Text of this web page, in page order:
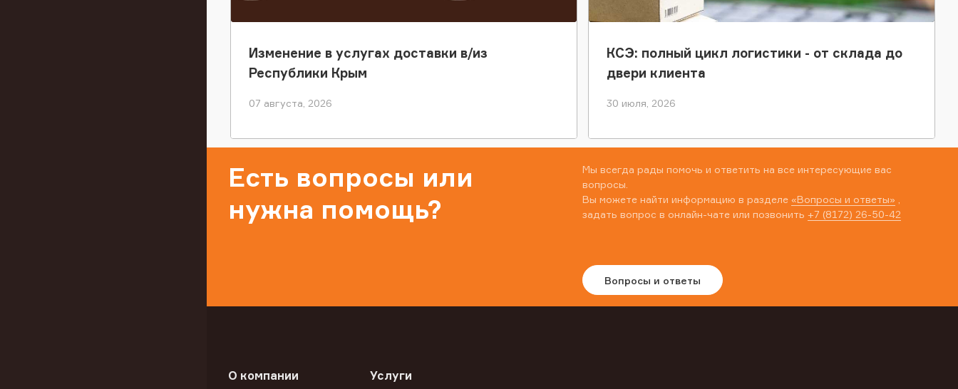
Изменение в услугах доставки в/из
Республики Крым
07 августа, 2026
КСЭ: полный цикл логистики - от склада до
двери клиента
30 июля, 2026
Есть вопросы или
нужна помощь?
Мы всегда рады помочь и ответить на все интересующие вас
вопросы.
Вы можете найти информацию в разделе «Вопросы и ответы»
задать вопрос в онлайн-чате или позвонить +7 (8172) 26-50-42
Вопросы и ответы
О компании Услуги